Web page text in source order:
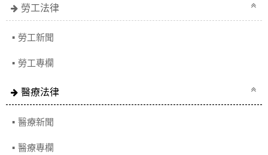
勞工法律
勞工新聞
勞工專欄
醫療法律
醫療新聞
醫療專欄